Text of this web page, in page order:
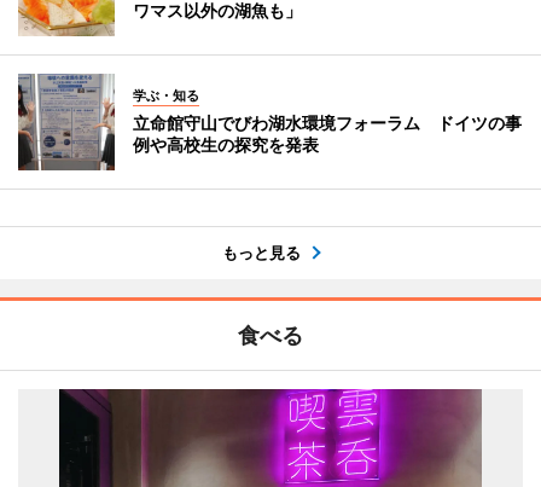
ワマス以外の湖魚も」
学ぶ・知る
立命館守山でびわ湖水環境フォーラム ドイツの事
例や高校生の探究を発表
もっと見る
食べる